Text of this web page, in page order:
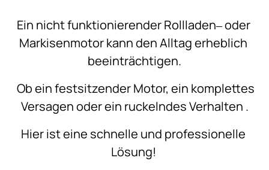
Ein nicht funktionierender Rollladen‒
oder
Markisenmotor kann den Alltag
beeinträchtigen.
Ob ein festsitzender Motor, ein
Versagen oder ein ruckelndes Verhalten .
Hier ist eine schnelle und
Lösung!